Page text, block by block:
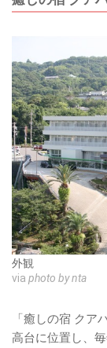
外観
via photo by nta
「癒しの宿 クア
高台に位置し、